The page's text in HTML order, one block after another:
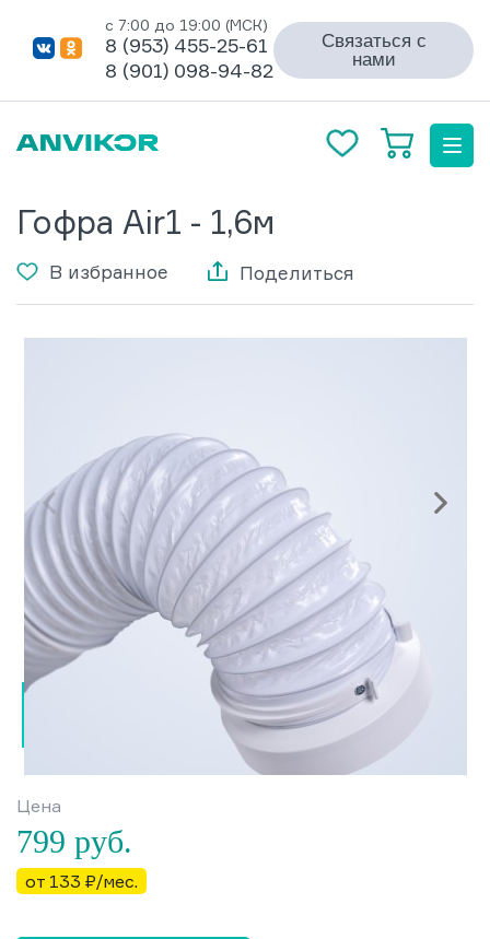
с 7:00 до 19:00 (МСК)
8 (953) 455-25-61
8 (901) 098-94-82
Связаться с
нами
Гофра Air1 - 1,6м
В избранное Поделиться
Цена
799 руб.
от 133 ₽/мес.